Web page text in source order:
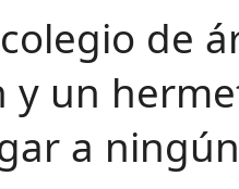
de
y un
a